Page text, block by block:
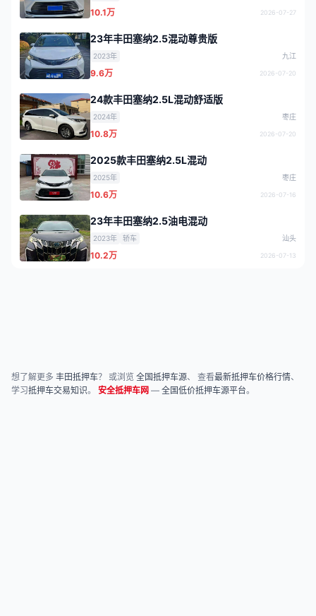
10.1万 2026-07-27
23年丰田塞纳2.5混动尊贵版
2023年 九江
9.6万 2026-07-20
24款丰田塞纳2.5L混动舒适版
2024年 枣庄
10.8万 2026-07-20
2025款丰田塞纳2.5L混动
2025年 枣庄
10.6万 2026-07-16
23年丰田塞纳2.5油电混动
2023年 轿车 汕头
10.2万 2026-07-13
想了解更多 丰田抵押车？ 或浏览 全国抵押车源、 查看最新抵押车价格行情、
学习抵押车交易知识。 安全抵押车网 — 全国低价抵押车源平台。